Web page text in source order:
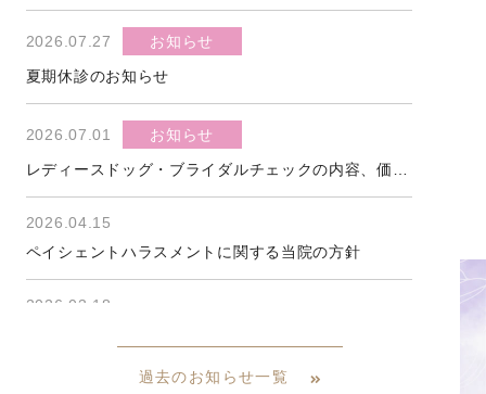
2026.07.27
お知らせ
夏期休診のお知らせ
2026.07.01
お知らせ
2026.04.15
ペイシェントハラスメントに関する当院の方針
2026.03.18
過去のお知らせ一覧